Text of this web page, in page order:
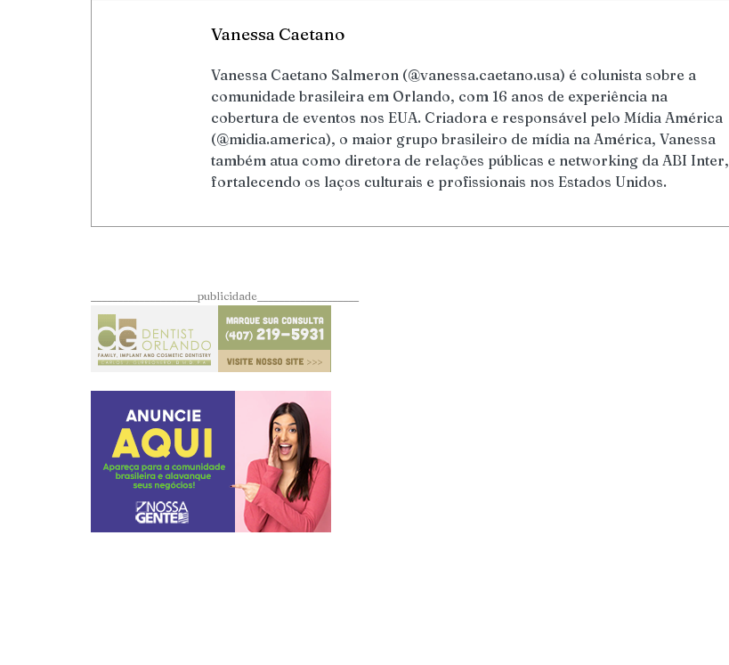
Vanessa Caetano
Vanessa Caetano Salmeron (@vanessa.caetano.usa) é colunista sobre a
comunidade brasileira em Orlando, com 16 anos de experiência na
cobertura de eventos nos EUA. Criadora e responsável pelo Mídia América
(@midia.america), o maior grupo brasileiro de mídia na América, Vanessa
também atua como diretora de relações públicas e networking da ABI Inter,
fortalecendo os laços culturais e profissionais nos Estados Unidos.
____________________publicidade___________________